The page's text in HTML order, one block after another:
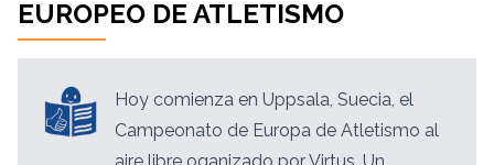
EUROPEO DE ATLETISMO
Hoy comienza en Uppsala, Suecia, el
Campeonato de Europa de Atletismo al
aire libre oganizado por Virtus. Un